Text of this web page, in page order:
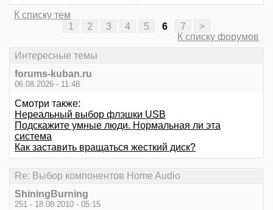
К списку тем
1
2 3 4 5 6 7
>
К списку форумов
Интересные темы
forums-kuban.ru
06.08.2026 - 11:48
Смотри также:
Нереальный выбор флэшки USB
Подскажите умные люди. Нормальная ли эта
система
Как заставить вращаться жесткий диск?
Re: Выбор компонентов Home Audio
ShiningBurning
251 - 18.08.2010 - 05:15